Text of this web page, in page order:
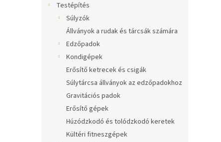
Testépítés
Súlyzók
Állványok a rudak és tárcsák számára
Edzőpadok
Kondigépek
Erősítő ketrecek és csigák
Súlytárcsa állványok az edzőpadokhoz
Gravitációs padok
Erősítő gépek
Húzódzkodó és tolódzkodó keretek
Kültéri fitneszgépek